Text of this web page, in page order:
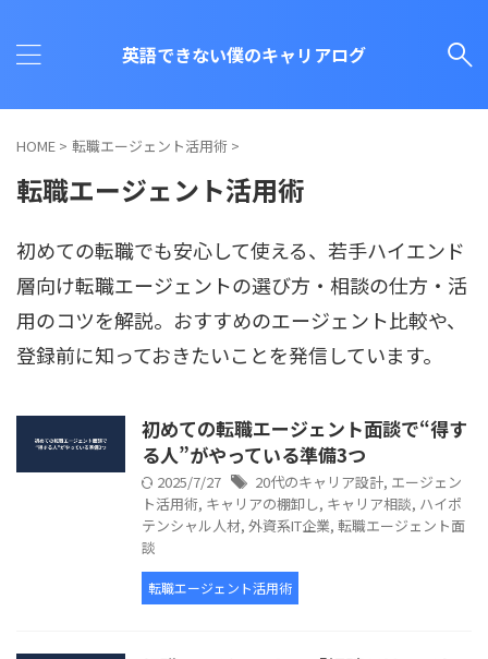
英語できない僕のキャリアログ
HOME > 転職エージェント活用術 >
転職エージェント活用術
初めての転職でも安心して使える、若手ハイエンド
層向け転職エージェントの選び方・相談の仕方・活
用のコツを解説。おすすめのエージェント比較や、
登録前に知っておきたいことを発信しています。
初めての転職エージェント面談で“得す
る人”がやっている準備3つ
2025/7/27 20代のキャリア設計, エージェン
ト活用術, キャリアの棚卸し, キャリア相談, ハイポ
テンシャル人材, 外資系IT企業, 転職エージェント面
談
転職エージェント活用術